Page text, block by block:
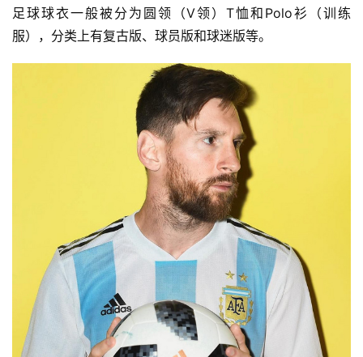
足球球衣一般被分为圆领（V领）T恤和Polo衫（训练
服），分类上有复古版、球员版和球迷版等。